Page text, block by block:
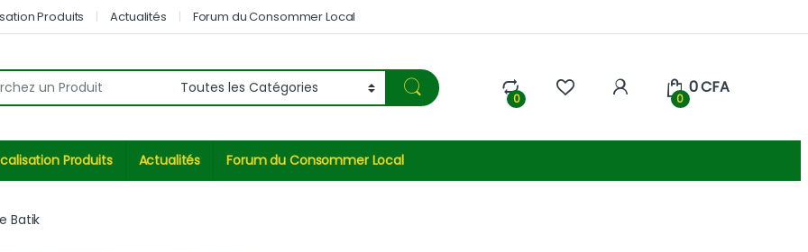
Produits Actualités Forum du Consommer Local
0 0
0CFA
Produits Actualités Forum du Consommer Local
Batik